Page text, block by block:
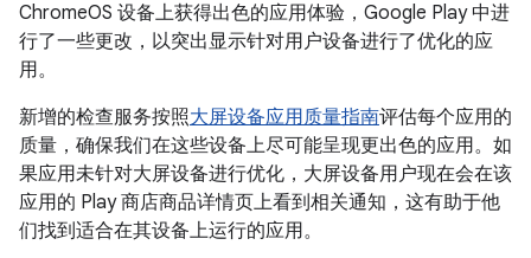
ChromeOS 设备上获得出色的应用体验，Google Play 中进
行了一些更改，以突出显示针对用户设备进行了优化的应
用。
新增的检查服务按照大屏设备应用质量指南评估每个应用的
质量，确保我们在这些设备上尽可能呈现更出色的应用。如
果应用未针对大屏设备进行优化，大屏设备用户现在会在该
应用的 Play 商店商品详情页上看到相关通知，这有助于他
们找到适合在其设备上运行的应用。